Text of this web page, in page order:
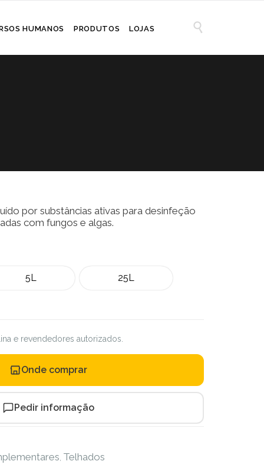
HUMANOS PRODUTOS LOJAS 
por substâncias ativas para desinfeção
com fungos e algas.
5L 25L
e revendedores autorizados.
Onde comprar
Pedir informação
Telhados